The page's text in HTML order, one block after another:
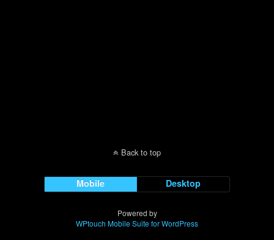
Back to top
Mobile Desktop
Powered by
WPtouch Mobile Suite for WordPress